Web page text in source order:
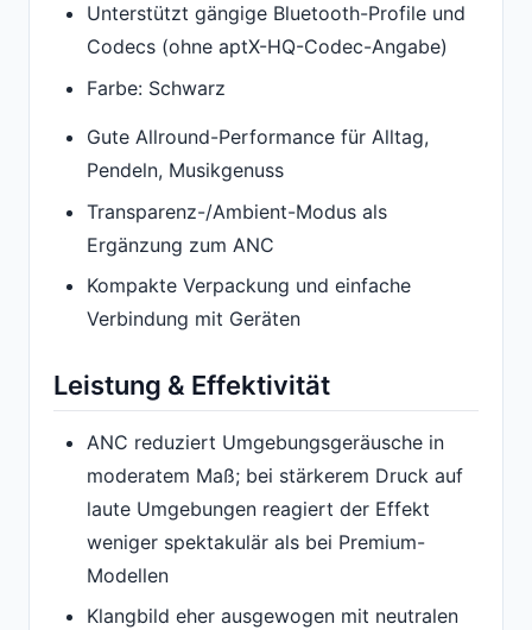
Unterstützt gängige Bluetooth-Profile und
Codecs (ohne aptX-HQ-Codec-Angabe)
Farbe: Schwarz
Gute Allround-Performance für Alltag,
Pendeln, Musikgenuss
Transparenz-/Ambient-Modus als
Ergänzung zum ANC
Kompakte Verpackung und einfache
Verbindung mit Geräten
Leistung & Effektivität
ANC reduziert Umgebungsgeräusche in
moderatem Maß; bei stärkerem Druck auf
laute Umgebungen reagiert der Effekt
weniger spektakulär als bei Premium-
Modellen
Klangbild eher ausgewogen mit neutralen